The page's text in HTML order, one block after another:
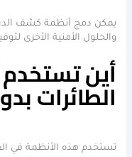
يمكن دمج أنظمة كشف
والحلول الأمنية الأخرى
أين
الطائرات
تستخدم هذه الأنظمة في